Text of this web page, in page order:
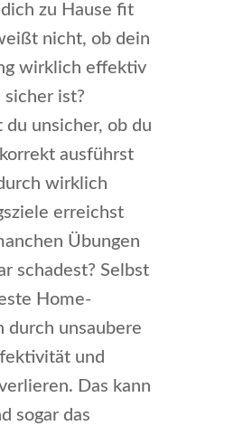
zu Hause fit
nicht, ob dein
wirklich effektiv
sicher ist?
unsicher, ob du
ausführst
wirklich
erreichst
Übungen
schadest? Selbst
Home-
durch unsaubere
und
Das kann
sogar das